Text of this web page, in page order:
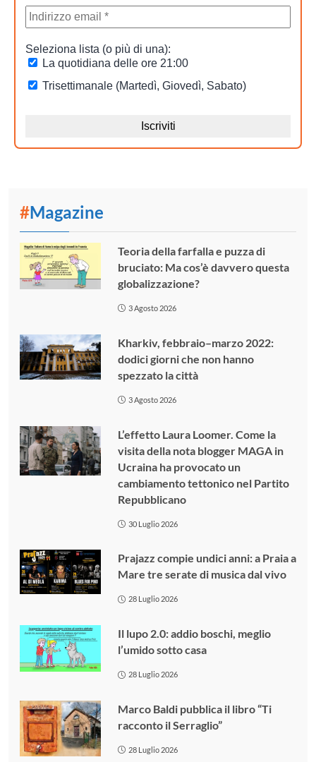
#Magazine
Teoria della farfalla e puzza di
bruciato: Ma cos’è davvero questa
globalizzazione?
3 Agosto 2026
Kharkiv, febbraio–marzo 2022:
dodici giorni che non hanno
spezzato la città
3 Agosto 2026
L’effetto Laura Loomer. Come la
visita della nota blogger MAGA in
Ucraina ha provocato un
cambiamento tettonico nel Partito
Repubblicano
30 Luglio 2026
Prajazz compie undici anni: a Praia a
Mare tre serate di musica dal vivo
28 Luglio 2026
Il lupo 2.0: addio boschi, meglio
l’umido sotto casa
28 Luglio 2026
Marco Baldi pubblica il libro “Ti
racconto il Serraglio”
28 Luglio 2026